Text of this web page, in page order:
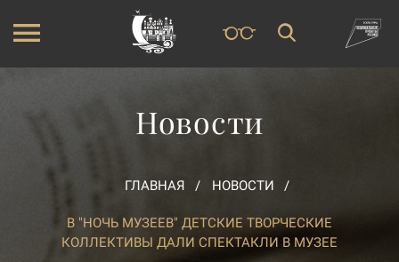
Новости
ГЛАВНАЯ НОВОСТИ
В "НОЧЬ МУЗЕЕВ" ДЕТСКИЕ ТВОРЧЕСКИЕ
КОЛЛЕКТИВЫ ДАЛИ СПЕКТАКЛИ В МУЗЕЕ